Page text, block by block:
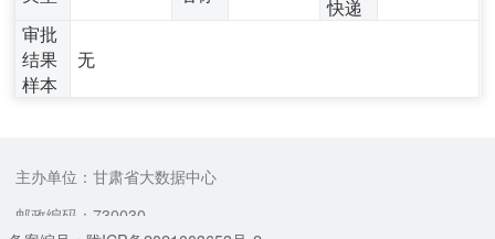
快递
审批
结果
样本
无
主办单位：甘肃省大数据中心
邮政编码：730030